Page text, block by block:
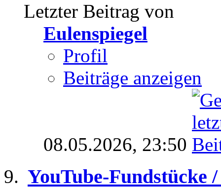
Letzter Beitrag von
Eulenspiegel
Profil
Beiträge anzeigen
08.05.2026, 23:50
YouTube-Fundstücke